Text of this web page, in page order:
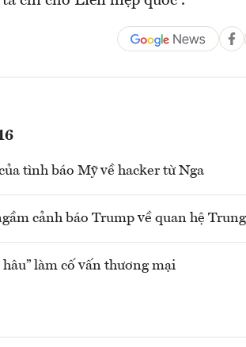
tình báo Mỹ về hacker từ Nga
cảnh báo Trump về quan hệ
làm cố vấn thương mại